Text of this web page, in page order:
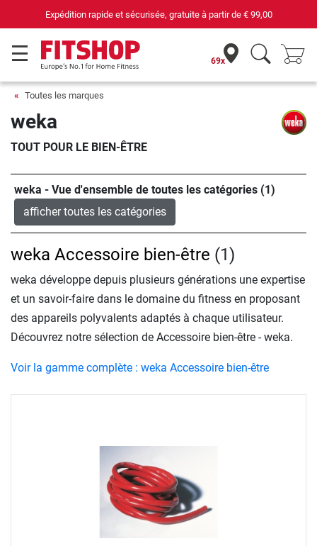
Expédition rapide et sécurisée, gratuite à partir de € 99,00
69x
Toutes les marques
weka
TOUT POUR LE BIEN-ÊTRE
weka - Vue d'ensemble de toutes les catégories (1)
afficher toutes les catégories
weka Accessoire bien-être (1)
weka développe depuis plusieurs générations une expertise
et un savoir-faire dans le domaine du fitness en proposant
des appareils polyvalents adaptés à chaque utilisateur.
Découvrez notre sélection de Accessoire bien-être - weka.
Voir la gamme complète : weka Accessoire bien-être